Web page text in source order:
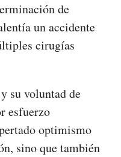
de
un accidente
cirugías
su voluntad de
esfuerzo
optimismo
sino que también